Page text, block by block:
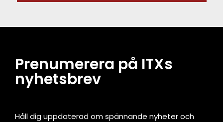
Prenumerera på ITXs
nyhetsbrev
Håll dig uppdaterad om spännande nyheter och